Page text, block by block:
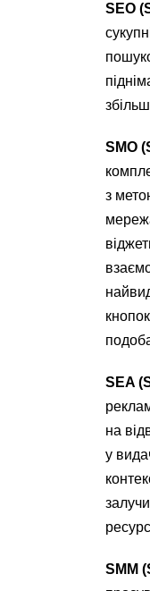
SEO
SMO
з
SEA
на
у
SMM